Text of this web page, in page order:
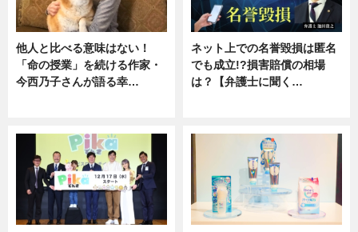
他人と比べる意味はない！
「命の授業」を続ける作家・
今西乃子さんが語る幸…
ネット上での名誉毀損は匿名
でも成立!?損害賠償の相場
は？【弁護士に聞く…